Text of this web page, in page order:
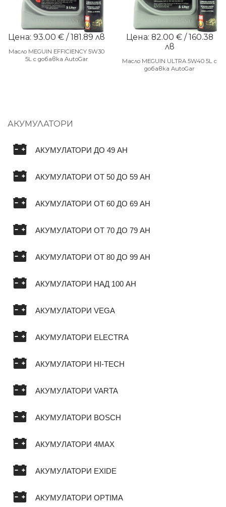
Цена: 93.00 € / 181.89 лв
Масло MEGUIN EFFICIENCY 5W30
5L с добавка AutoGar
Цена: 82.00 € / 160.38
лв
Масло MEGUIN ULTRA 5W40 5L с
добавка AutoGar
АКУМУЛАТОРИ
АКУМУЛАТОРИ ДО 49 AH
АКУМУЛАТОРИ ОТ 50 ДО 59 AH
АКУМУЛАТОРИ ОТ 60 ДО 69 AH
АКУМУЛАТОРИ ОТ 70 ДО 79 AH
АКУМУЛАТОРИ ОТ 80 ДО 99 AH
АКУМУЛАТОРИ НАД 100 AH
АКУМУЛАТОРИ VEGA
АКУМУЛАТОРИ ELECTRA
АКУМУЛАТОРИ HI-TECH
АКУМУЛАТОРИ VARTA
АКУМУЛАТОРИ BOSCH
АКУМУЛАТОРИ 4MAX
АКУМУЛАТОРИ EXIDE
АКУМУЛАТОРИ OPTIMA